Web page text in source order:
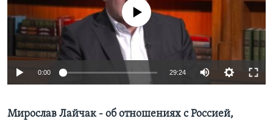
Learning English
СОЦИАЛЬНЫЕ СЕТИ
Языки
No media source currently available
0:00 29:24
Мирослав Лайчак - об отношениях с Россией,